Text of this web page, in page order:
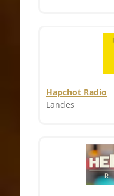
Hapchot Radio
Landes